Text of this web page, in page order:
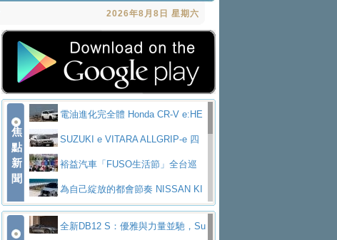
2026年8月8日 星期六
焦
點
新
聞
電油進化完全體 Honda CR-V e:HE
V PrestigeSUZUKI e VITARA ALLGRIP-e 四
驅精神的純電新詮釋
裕益汽車「FUSO生活節」全台巡
迴 結合生活體驗、交通安全與購車優惠
為自己綻放的都會節奏 NISSAN KI
CKS SAKURA為品味獨具層峰買家打造的頂級座
全新DB12 S：優雅與力量並馳，Su